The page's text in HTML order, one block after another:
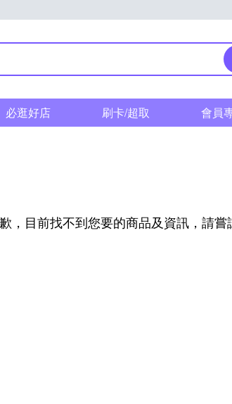
必逛好店 刷卡/超取 會員
，目前找不到您要的商品及資訊，請嘗